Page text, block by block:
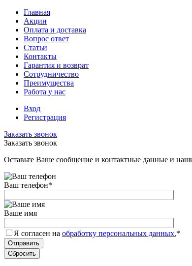
Главная
Акции
Оплата и доставка
Вопрос ответ
Статьи
Контакты
Гарантия и возврат
Сотрудничество
Преимущества
Работа у нас
Вход
Регистрация
Заказать звонок
Заказать звонок
Оставьте Ваше сообщение и контактные данные и
Ваш телефон*
Ваше имя
Я согласен на обработку персональных данных.*